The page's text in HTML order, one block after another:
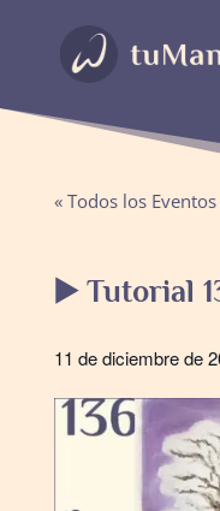
« Todos los Eventos
▶️ Tutorial
11 de diciembre de